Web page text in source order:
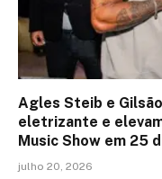
Agles Steib e
eletrizante e
Music Show em 25
julho 20, 2026